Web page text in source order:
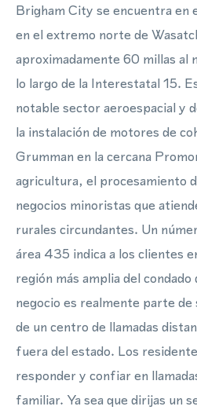
Brigham City se encuentra en
en el extremo norte de
aproximadamente 60 millas al
lo largo de la Interestatal 15.
notable sector aeroespacial y
la instalación de motores de
Grumman en la cercana
agricultura, el procesamiento
negocios minoristas que
rurales circundantes. Un
área 435 indica a los clientes
región más amplia del
negocio es realmente parte de
de un centro de llamadas
fuera del estado. Los
responder y confiar en
familiar. Ya sea que dirijas un